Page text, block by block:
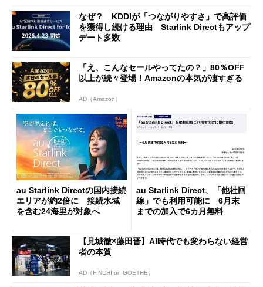
なぜ？ KDDIが「つながりやすさ」で高評価
を獲得し続ける理由 Starlink Directもアップ
デート多数
「え、こんなセールやってたの？」80％OFF
以上が続々登場！Amazonの本気が凄すぎる
AD（Amazon）
au Starlink Directの国内接続
エリアが約2倍に 接続水域
を含む24海里が対象へ
au Starlink Direct、「他社回
線」でも利用可能に 6月末
までの加入で6カ月無料
【見城徹×藤田晋】AI時代でも変わらない経営
者の本質
AD（FINCHI on GOETHE）